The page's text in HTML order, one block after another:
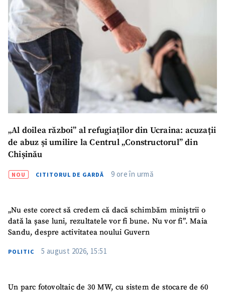
„Al doilea război” al refugiaților din Ucraina: acuzații
de abuz și umilire la Centrul „Constructorul” din
Chișinău
NOU CITITORUL DE GARDĂ 9 ore în urmă
„Nu este corect să credem că dacă schimbăm miniștrii o
dată la șase luni, rezultatele vor fi bune. Nu vor fi”. Maia
Sandu, despre activitatea noului Guvern
POLITIC 5 august 2026, 15:51
Un parc fotovoltaic de 30 MW, cu sistem de stocare de 60
Fotografie
+ Încarcă imagine
Link media+ Link media
Mesajul știrei
+ Mesajul știrei
Sursă anonimă
Telefon
+ Telefon personal
acord cupolitica de